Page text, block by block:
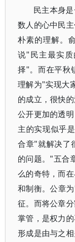
民主本身
数人的心中民
朴素的理解。
说"民主最实
择"。而在平秋
理解为"实现大
的成立，很快
公开更加的透
主的实现似乎
合章"就解决了
的问题。"五合
么的奇特，而
和制衡。公章
征。而将公章
掌管，是权力
形成是由与之